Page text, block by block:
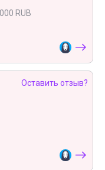
RUB
Оставить отзыв?